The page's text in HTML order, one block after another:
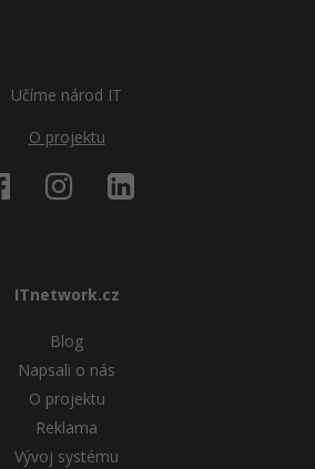
Učíme národ IT
O projektu
ITnetwork.cz
Blog
Napsali o nás
O projektu
Reklama
Vývoj systému